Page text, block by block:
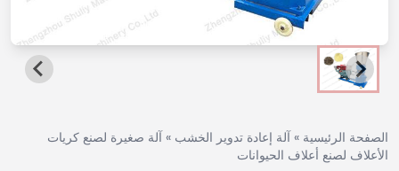
الصفحة الرئيسية » آلة إعادة تدوير الخشب » آلة صغيرة لصنع كريات
الأعلاف لصنع أعلاف الحيوانات